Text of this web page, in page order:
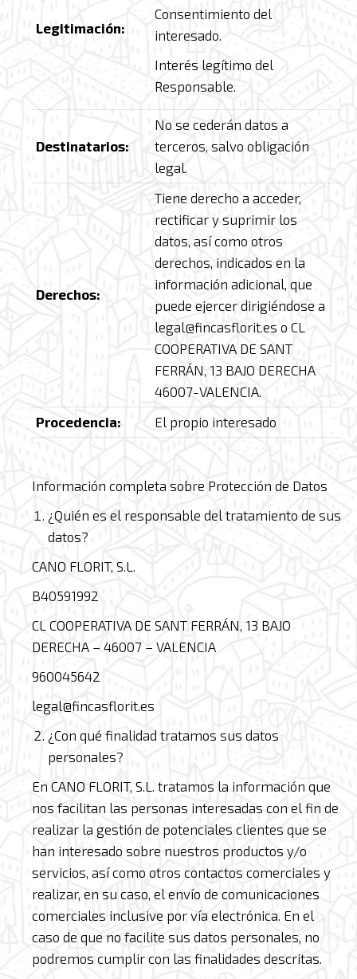
Legitimación:
Consentimiento del
interesado.
Interés legítimo del
Responsable.
Destinatarios:
No se cederán datos a
terceros, salvo obligación
legal.
Derechos:
Tiene derecho a acceder,
rectificar y suprimir los
datos, así como otros
derechos, indicados en la
información adicional, que
puede ejercer dirigiéndose a
legal@fincasflorit.es o CL
COOPERATIVA DE SANT
FERRÁN, 13 BAJO DERECHA
46007-VALENCIA.
Procedencia:
El propio interesado
Información completa sobre Protección de Datos
¿Quién es el responsable del tratamiento de sus
datos?
CANO FLORIT, S.L.
B40591992
CL COOPERATIVA DE SANT FERRÁN, 13 BAJO
DERECHA – 46007 – VALENCIA
960045642
legal@fincasflorit.es
¿Con qué finalidad tratamos sus datos
personales?
En CANO FLORIT, S.L. tratamos la información que
nos facilitan las personas interesadas con el fin de
realizar la gestión de potenciales clientes que se
han interesado sobre nuestros productos y/o
servicios, así como otros contactos comerciales y
realizar, en su caso, el envío de comunicaciones
comerciales inclusive por vía electrónica. En el
caso de que no facilite sus datos personales, no
podremos cumplir con las finalidades descritas.